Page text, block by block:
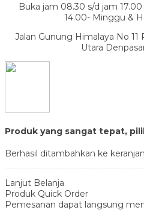
Buka jam 08.30 s/d jam
14.00- Minggu &
Jalan Gunung Himalaya No
Utara
Produk yang sangat tepat,
Berhasil ditambahkan ke
Lanjut Belanja
Produk Quick Order
Pemesanan dapat langsung